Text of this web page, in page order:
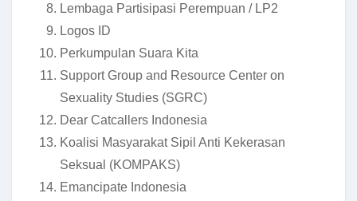
Lembaga Partisipasi Perempuan / LP2
Logos ID
Perkumpulan Suara Kita
Support Group and Resource Center on
Sexuality Studies (SGRC)
Dear Catcallers Indonesia
Koalisi Masyarakat Sipil Anti Kekerasan
Seksual (KOMPAKS)
Emancipate Indonesia